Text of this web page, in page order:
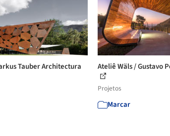
Tauber Architectura Ateliê Wäls / Gustavo
Projetos
Marcar